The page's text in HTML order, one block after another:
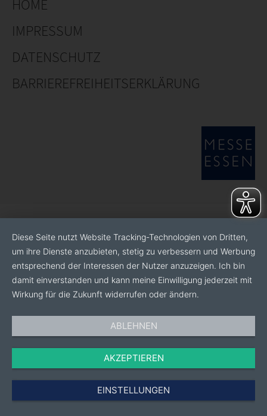
HOME
IMPRESSUM
DATENSCHUTZ
BARRIEREFREIHEITSERKLÄRUNG
Diese Seite nutzt Website Tracking-Technologien von Dritten,
um ihre Dienste anzubieten, stetig zu verbessern und Werbung
entsprechend der Interessen der Nutzer anzuzeigen. Ich bin
damit einverstanden und kann meine Einwilligung jederzeit mit
Wirkung für die Zukunft widerrufen oder ändern.
ABLEHNEN
AKZEPTIEREN
EINSTELLUNGEN